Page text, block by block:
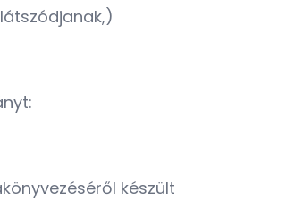
készült